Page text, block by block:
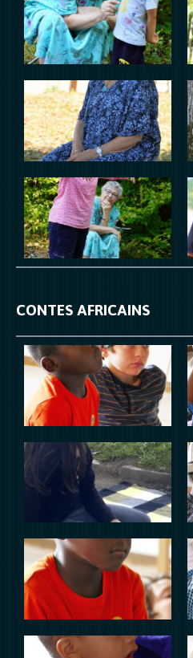
CONTES AFRICAINS